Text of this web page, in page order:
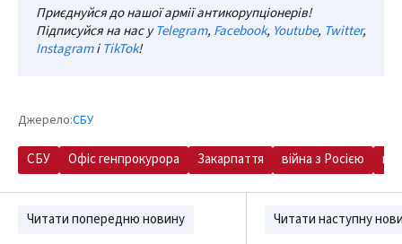
Приєднуйся до нашої армії антикорупціонерів!
Підписуйся на нас уTelegram, Facebook, Youtube, Twitter,
InstagramіTikTok!
Джерело:СБУ
СБУ Офіс генпрокурора Закарпаття війна з Росією
Читати попередню новину Читати наступну